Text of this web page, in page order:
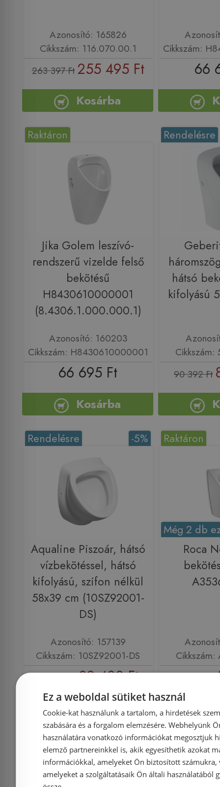
Azonosító: 165826
Cikkszám: 116.070.00.1
263 397 Ft 255 495 Ft
Kosárba
Cikkszám:
66
Raktáron
Jika Golem leszívó-
rendszerű vizelde felső
bekötésű
H8430610000001
(8.4306.1.000.000.1)
Azonosító: 160203
Cikkszám: H8430610000001
66 695 Ft
Kosárba
Rendelésre
hátsó
kifolyású
90 392 Ft
-5%
Rendelésre
Aqualine Piszoár, hátsó
vízbekötéssel, hátsó
kifolyású, szifon nélkül
58x39 cm (10SZ92001-
DS)
Azonosító: 157139
Cikkszám: 10SZ92001-DS
30 400 Ft
Kosárba
Raktáron
Még 2 db
Roca
-5%
Rendelésre Rendelésre
Ez a weboldal sütiket használ
Cookie-kat használunk a tartalom, a hirdetések
szabására és a forgalom elemzésére. Webhelyünk
használatára vonatkozó információkat megosztjuk
elemző partnereinkkel is, akik egyesíthetik azokat
információkkal, amelyeket Ön biztosított számukra,
amelyeket a szolgáltatásaik Ön általi használatából